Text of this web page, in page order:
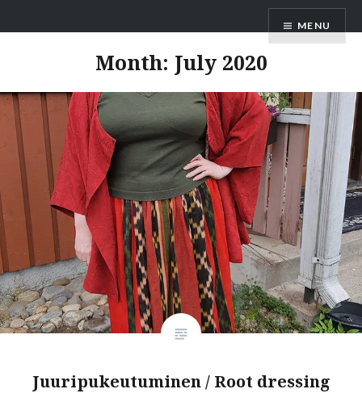
to
MENU
Month: July 2020
Juuripukeutuminen / Root dressing